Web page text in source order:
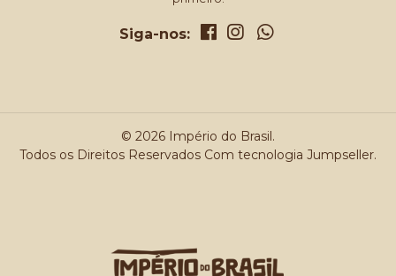
Siga-nos:
© 2026 Império do Brasil.
Todos os Direitos Reservados Com tecnologia Jumpseller.